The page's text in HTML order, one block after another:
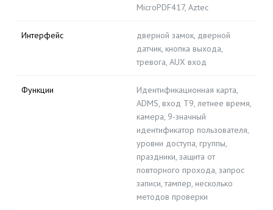
MicroPDF417, Aztec
Интерфейс
дверной замок, дверной
датчик, кнопка выхода,
тревога, AUX вход
Функции
Идентификационная карта,
ADMS, вход T9, летнее время,
камера, 9-значный
идентификатор пользователя,
уровни доступа, группы,
праздники, защита от
повторного прохода, запрос
записи, тампер, несколько
методов проверки